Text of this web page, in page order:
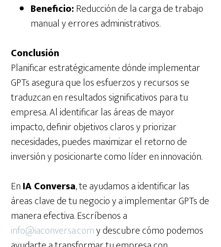
Beneficio:Reducción de la carga de trabajo
manual y errores administrativos.
Conclusión
Planificar estratégicamente dónde implementar
GPTs asegura que los esfuerzos y recursos se
traduzcan en resultados significativos para tu
empresa. Al identificar las áreas de mayor
impacto, definir objetivos claros y priorizar
necesidades, puedes maximizar el retorno de
inversión y posicionarte como líder en innovación.
EnIA Conversa, te ayudamos a identificar las
áreas clave de tu negocio y a implementar GPTs de
manera efectiva. Escríbenos a
info@iaconversa.comy descubre cómo podemos